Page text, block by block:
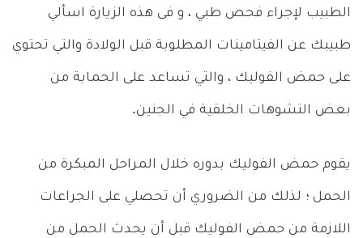
الطبيب لإجراء فحص طبي ، و فى هذه الزيارة اسألي
طبيبك عن الفيتامينات المطلوبة قبل الولادة والتي تحتوي
على حمض الفوليك ، والتي تساعد على الحماية من
بعض التشوهات الخلقية في الجنين.
يقوم حمض الفوليك بدوره خلال المراحل المبكرة من
الحمل ؛ لذلك من الضروري أن تحصلي على الجراعات
اللازمة من حمض الفوليك قبل أن يحدث الحمل من